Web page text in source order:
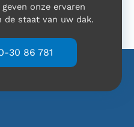
onze ervaren
de staat van uw dak.
30 86 781